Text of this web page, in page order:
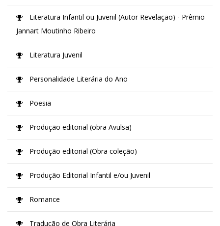
Literatura Infantil ou Juvenil (Autor Revelação) - Prêmio
Jannart Moutinho Ribeiro
Literatura Juvenil
Personalidade Literária do Ano
Poesia
Produção editorial (obra Avulsa)
Produção editorial (Obra coleção)
Produção Editorial Infantil e/ou Juvenil
Romance
Tradução de Obra Literária